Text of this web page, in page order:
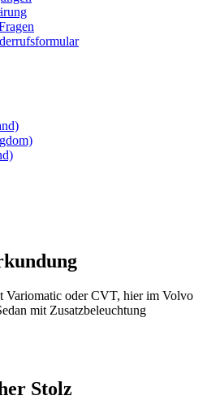
Variomatic oder CVT, hier im Volvo
mit Zusatzbeleuchtung
Stolz